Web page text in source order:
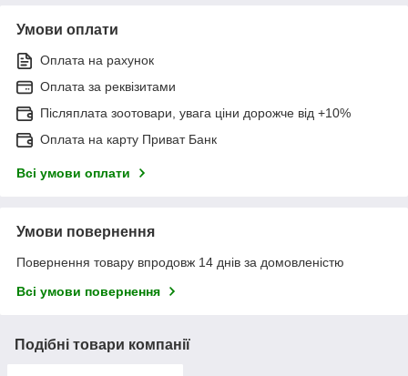
Умови оплати
Оплата на рахунок
Оплата за реквізитами
Післяплата зоотовари, увага ціни дорожче від +10%
Оплата на карту Приват Банк
Всі умови оплати
Умови повернення
Повернення товару впродовж 14 днів за домовленістю
Всі умови повернення
Подібні товари компанії